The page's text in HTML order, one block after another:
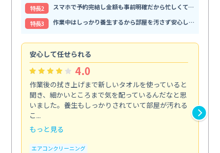
特⻑2
スマホで予約完結し金額も事前明確だから忙しくても頼みやすい
特⻑3
作業中はしっかり養生するから部屋を汚さず安心して任せられる
安心して任せられる
4.0
作業後の拭き上げまで新しいタオルを使っていると
聞き、細かいところまで気を配っているんだなと思
いました。養生もしっかりされていて部屋が汚れる
こ...
もっと見る
エアコンクリーニング